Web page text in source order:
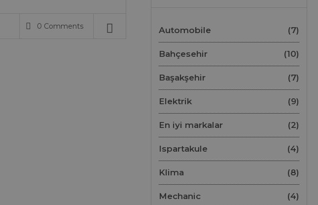
0 Comments Automobile (7)
Bahçesehir (10)
Başakşehir (7)
Elektrik (9)
En iyi markalar (2)
Ispartakule (4)
Klima (8)
Mechanic (4)